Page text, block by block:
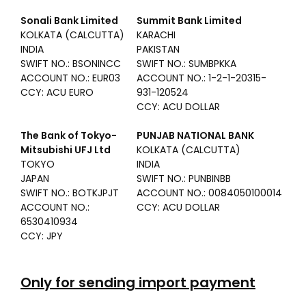
Sonali Bank Limited
KOLKATA (CALCUTTA)
INDIA
SWIFT NO.: BSONINCC
ACCOUNT NO.: EUR03
CCY: ACU EURO
Summit Bank Limited
KARACHI
PAKISTAN
SWIFT NO.: SUMBPKKA
ACCOUNT NO.: 1-2-1-20315-
931-120524
CCY: ACU DOLLAR
The Bank of Tokyo-
Mitsubishi UFJ Ltd
TOKYO
JAPAN
SWIFT NO.: BOTKJPJT
ACCOUNT NO.:
6530410934
CCY: JPY
PUNJAB NATIONAL BANK
KOLKATA (CALCUTTA)
INDIA
SWIFT NO.: PUNBINBB
ACCOUNT NO.: 0084050100014
CCY: ACU DOLLAR
Only for sending import payment